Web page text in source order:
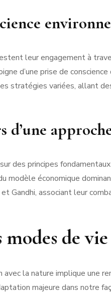
leur engagement à
d’une prise de conscience
stratégies variées, allant
d’une
des principes
modèle économique
Gandhi, associant leur
de
la nature implique une
majeure dans notre